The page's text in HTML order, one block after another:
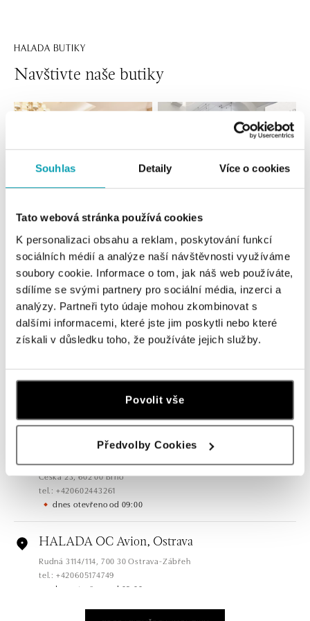
Souhlas Detaily Více o cookies
Tato webová stránka používá cookies
K personalizaci obsahu a reklam, poskytování funkcí
sociálních médií a analýze naší návštěvnosti využíváme
soubory cookie. Informace o tom, jak náš web používáte,
sdílíme se svými partnery pro sociální média, inzerci a
analýzy. Partneři tyto údaje mohou zkombinovat s
dalšími informacemi, které jste jim poskytli nebo které
získali v důsledku toho, že používáte jejich služby.
Povolit vše
Předvolby Cookies
HALADA BUTIKY
Navštivte naše butiky
Všechny Česko Slovensko
HALADA Pařížská, Praha
Pařížská 7, 110 00 Praha 1
tel.: +420724986111
dnes otevřeno od 10:00
HALADA Na Příkopě, Praha
dnes otevřeno od 09:00
Česká 23, 602 00 Brno
tel.: +420602443261
dnes otevřeno od 09:00
HALADA OC Avion, Ostrava
Rudná 3114/114, 700 30 Ostrava-Zábřeh
tel.: +420605174749
dnes otevřeno od 09:00